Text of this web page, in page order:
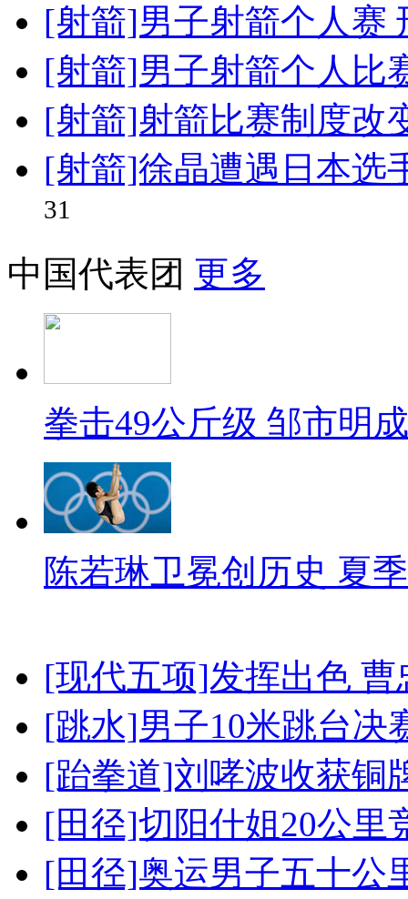
[射箭]男子射箭个人赛
[射箭]男子射箭个人比
[射箭]射箭比赛制度改
[射箭]徐晶遭遇日本选
31
中国代表团 更多
拳击49公斤级 邹市明
陈若琳卫冕创历史 夏
[现代五项]发挥出色
[跳水]男子10米跳台决
[跆拳道]刘哮波收获铜
[田径]切阳什姐20公里
[田径]奥运男子五十公